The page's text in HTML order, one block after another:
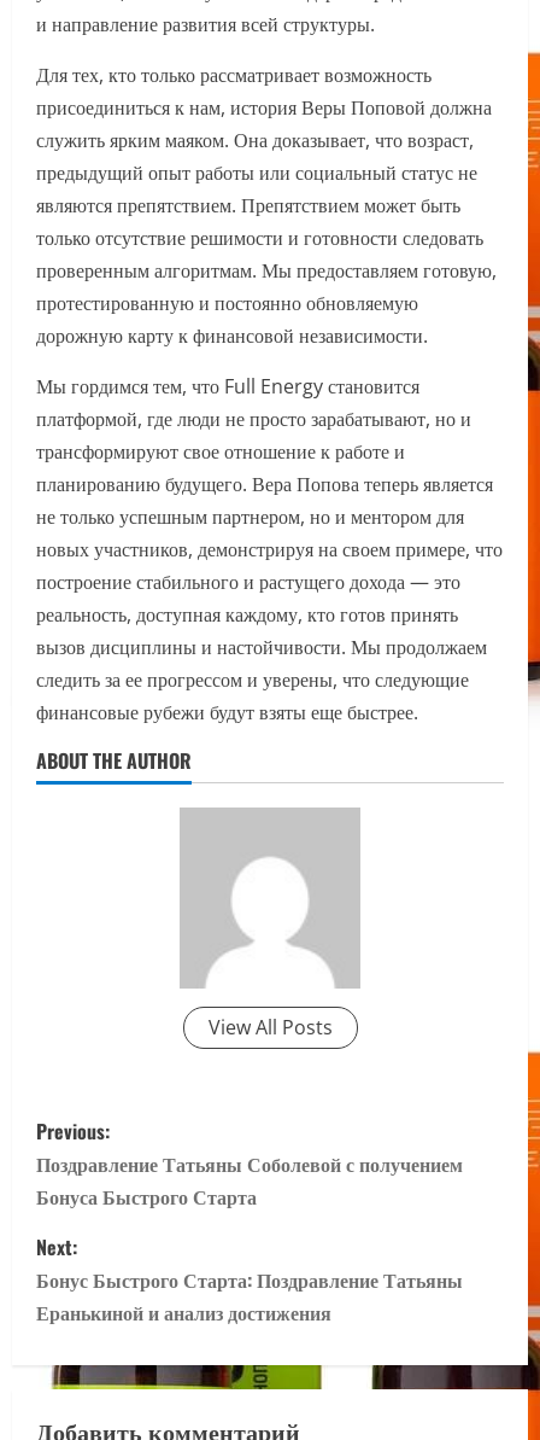
и направление развития всей структуры.
Для тех, кто только рассматривает возможность
присоединиться к нам, история Веры Поповой должна
служить ярким маяком. Она доказывает, что возраст,
предыдущий опыт работы или социальный статус не
являются препятствием. Препятствием может быть
только отсутствие решимости и готовности следовать
проверенным алгоритмам. Мы предоставляем готовую,
протестированную и постоянно обновляемую
дорожную карту к финансовой независимости.
Мы гордимся тем, что Full Energy становится
платформой, где люди не просто зарабатывают, но и
трансформируют свое отношение к работе и
планированию будущего. Вера Попова теперь является
не только успешным партнером, но и ментором для
новых участников, демонстрируя на своем примере, что
построение стабильного и растущего дохода — это
реальность, доступная каждому, кто готов принять
вызов дисциплины и настойчивости. Мы продолжаем
следить за ее прогрессом и уверены, что следующие
финансовые рубежи будут взяты еще быстрее.
ABOUT THE AUTHOR
View All Posts
P
o
s
t
n
a
v
Previous:
Поздравление Татьяны Соболевой с получением
Бонуса Быстрого Старта
Next:
Бонус Быстрого Старта: Поздравление Татьяны
Еранькиной и анализ достижения
Добавить комментарий